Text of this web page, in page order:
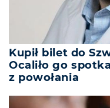
Kupił bilet do
Ocaliło go
z powołania